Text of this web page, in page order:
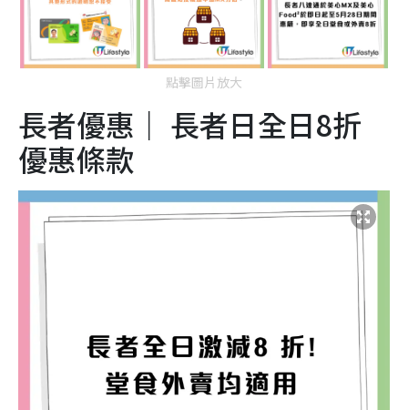
點擊圖片放大
長者優惠｜ 長者日全日8折
優惠條款